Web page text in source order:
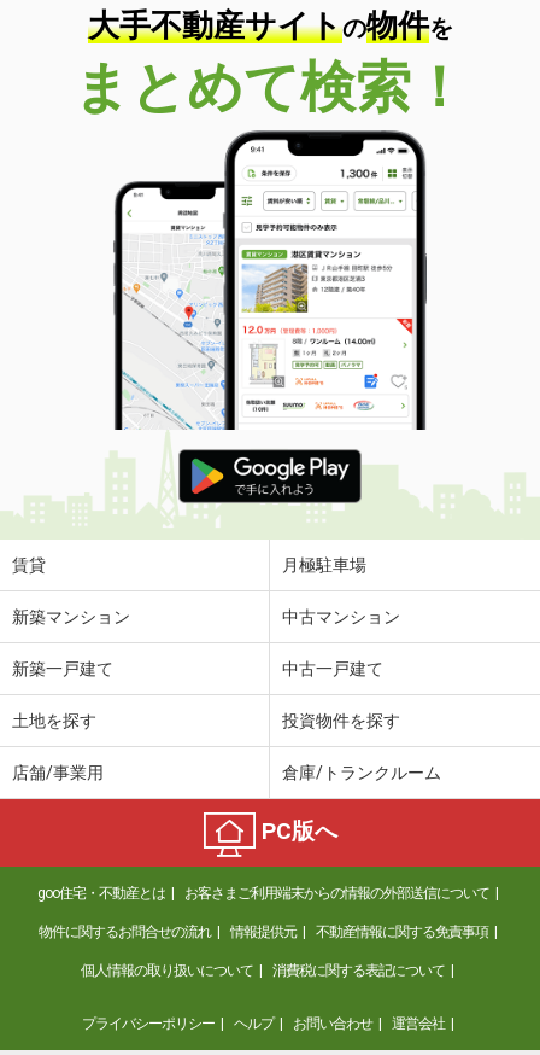
専有面積
48.27m²
間取り
1LDK
富山県富山市八尾町杉田
5.70万円
富山県富山市八尾町杉田
専有面積 150m²
間取り
1LDK
富山県富山市四方北窪
価 格
6.80万円
住 所
富山県富山市四方北窪
専有面積 50.05m²
間取り
1LDK
富山県富山市長江２丁目
価 格
3.30万円
富山県富山市中島４丁目
価 格
4.60万円
富山県富山市中島４丁目
専有面積 50.07m²
住 所
富山県富山市下新町
専有面積
53.72m²
大手不動産サイトの物件を
まとめて検索！
賃貸 月極駐車場
新築マンション 中古マンション
新築一戸建て 中古一戸建て
土地を探す 投資物件を探す
店舗/事業用 倉庫/トランクルーム
PC版へ
goo住宅・不動産とは お客さまご利用端末からの情報の外部送信について
物件に関するお問合せの流れ 情報提供元 不動産情報に関する免責事項
個人情報の取り扱いについて 消費税に関する表記について
プライバシーポリシー ヘルプ お問い合わせ 運営会社